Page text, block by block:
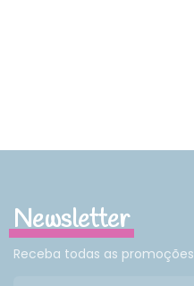
Newsletter
Receba todas as promoções